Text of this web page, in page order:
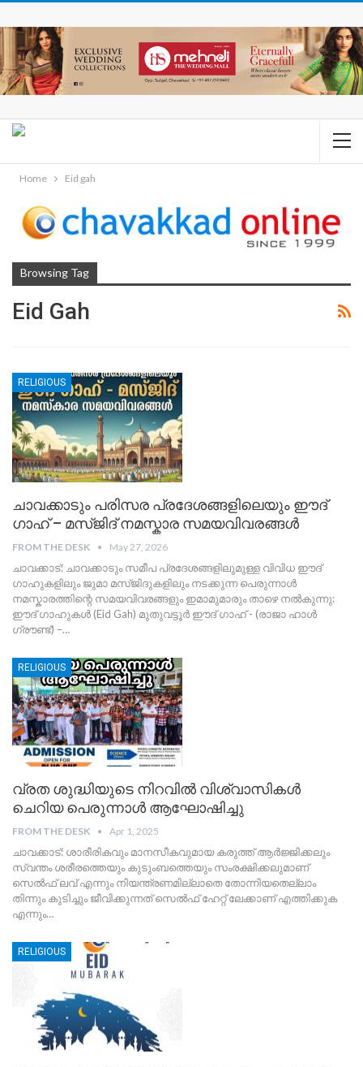
Home Eid gah
Browsing Tag
Eid Gah
RELIGIOUS
​ചാവക്കാടും പരിസര പ്രദേശങ്ങളിലെയും ഈദ്
ഗാഹ് – മസ്ജിദ് നമസ്കാര സമയവിവരങ്ങൾ
FROM THE DESK May 27, 2026
ചാവക്കാട്: ചാവക്കാടും സമീപ പ്രദേശങ്ങളിലുമുള്ള വിവിധ ഈദ്
ഗാഹുകളിലും ജുമാ മസ്ജിദുകളിലും നടക്കുന്ന പെരുന്നാൾ
നമസ്കാരത്തിന്റെ സമയവിവരങ്ങളും ഇമാമുമാരും താഴെ നൽകുന്നു:
ഈദ് ഗാഹുകൾ (Eid Gah) മുതുവട്ടൂർ ഈദ് ഗാഹ് - (രാജാ ഹാൾ
ഗ്രൗണ്ട്) –…
RELIGIOUS
വ്രത ശുദ്ധിയുടെ നിറവിൽ വിശ്വാസികൾ
ചെറിയ പെരുന്നാൾ ആഘോഷിച്ചു
FROM THE DESK Apr 1, 2025
ചാവക്കാട്: ശാരീരികവും മാനസീകവുമായ കരുത്ത് ആർജ്ജിക്കലും
സ്വന്തം ശരീരത്തെയും കുടുംബത്തെയും സംരക്ഷിക്കലുമാണ്
സെൽഫ് ലവ് എന്നും നിയന്ത്രണമില്ലാതെ തോന്നിയതെല്ലാം
തിന്നും കുടിച്ചും ജീവിക്കുന്നത് സെൽഫ് ഹേറ്റ് ലേക്കാണ് എത്തിക്കുക
എന്നും…
RELIGIOUS